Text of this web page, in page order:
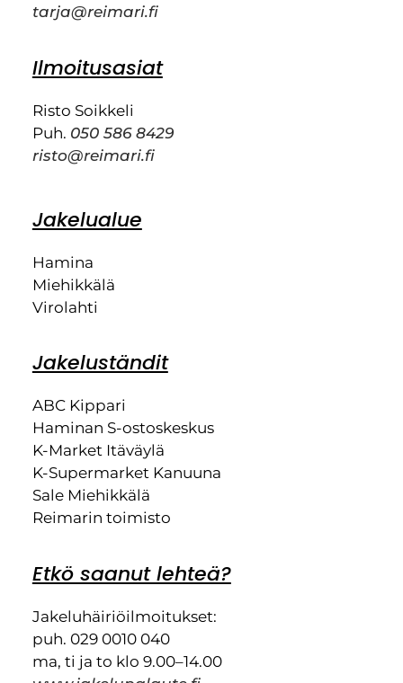
tarja@reimari.fi
Ilmoitusasiat
Risto Soikkeli
Puh. 050 586 8429
risto@reimari.fi
Jakelualue
Hamina
Miehikkälä
Virolahti
Jakeluständit
ABC Kippari
Haminan S-ostoskeskus
K-Market Itäväylä
K-Supermarket Kanuuna
Sale Miehikkälä
Reimarin toimisto
Etkö saanut lehteä?
Jakeluhäiriöilmoitukset:
puh. 029 0010 040
ma, ti ja to klo 9.00–14.00